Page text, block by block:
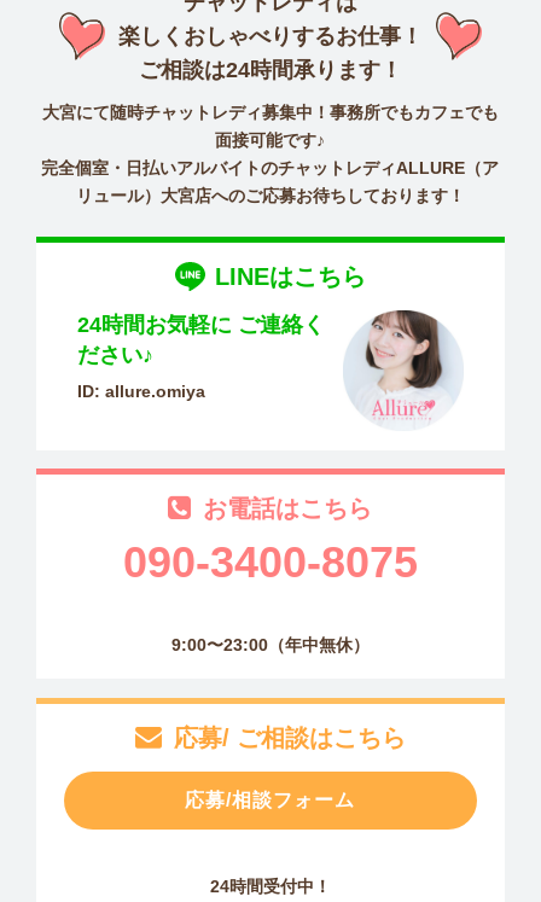
楽しくおしゃべりするお仕事！
ご相談は24時間承ります！
大宮にて随時チャットレディ募集中！事務所でもカフェでも
面接可能です♪
完全個室・日払いアルバイトのチャットレディALLURE（ア
リュール）大宮店へのご応募お待ちしております！
LINEはこちら
24時間お気軽に ご連絡く
ださい♪
ID: allure.omiya
お電話はこちら
090-3400-8075
9:00〜23:00（年中無休）
応募/ ご相談はこちら
応募/相談フォーム
24時間受付中！